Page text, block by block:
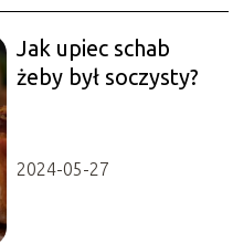
Jak upiec schab
żeby był soczysty?
2024-05-27